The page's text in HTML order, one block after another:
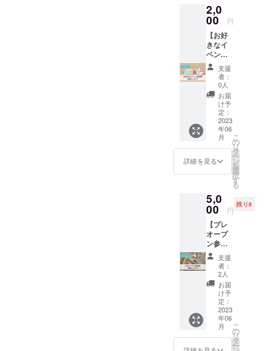
ク無料
券の対
象はソ
フトド
リンク
のみと
なって
おりま
す。 ★
ご来店
時に学
生証の
ご提示
をお願
いしま
す。 ★
学生限
ており
ますの
承くだ
さい。
をお届
けしま
す！ ◆
詳細 ご
支援し
てくだ
さった
方一人
一人へ
運営メ
ンバー
全員か
らお礼
の動画
をお送
りしま
す！ ◆
ンディ
ング終
了後、
動画を
ご登録
いただ
いた
メール
アドレ
ス宛に
お送り
します
ので、
メール
アドレ
スのご
2,0
00 円
【お好
きなイ
ベント
参加
券】を
お届け
しま
す！ ◆
内容
Enchan
teが企
画する
ボード
ゲーム
イベン
トに１
で参加
いただ
けま
す！ ド
リンク
も無料
でお飲
みいた
だけま
す！ ◆
詳細
ボード
ゲーム
カフェ
Enchan
teが企
支援
者：
0人
お届
け予
定：
2023
年06
月
詳細を見る
こ
の
リ
タ
ー
ン
を
選
択
す
る
5,0
00 円
残り8
【プレ
オープ
ン参加
券】 ◆
内容 6
月17日
土曜日
に予定
してい
るプレ
オープ
ンの参
加券を
お渡し
支援
者：
2人
お届
け予
定：
2023
年06
月
こ
の
リ
タ
ー